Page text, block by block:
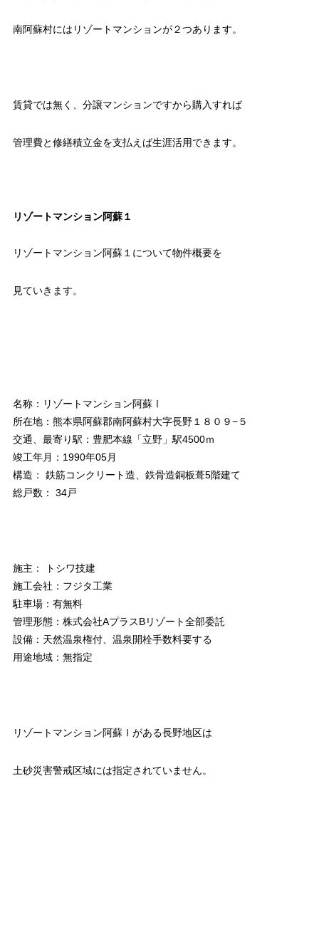
南阿蘇村にはリゾートマンションが２つあります。
賃貸では無く、分譲マンションですから購入すれば
管理費と修繕積立金を支払えば生涯活用できます。
リゾートマンション阿蘇１
リゾートマンション阿蘇１について物件概要を
見ていきます。
名称：リゾートマンション阿蘇Ⅰ
所在地：熊本県阿蘇郡南阿蘇村大字長野１８０９−５
交通、最寄り駅：豊肥本線「立野」駅4500ｍ
竣工年月：1990年05月
構造： 鉄筋コンクリート造、鉄骨造銅板葺5階建て
総戸数： 34戸
施主： トシワ技建
施工会社：フジタ工業
駐車場：有無料
管理形態：株式会社AプラスBリゾート全部委託
設備：天然温泉権付、温泉開栓手数料要する
用途地域：無指定
リゾートマンション阿蘇Ⅰがある長野地区は
土砂災害警戒区域には指定されていません。